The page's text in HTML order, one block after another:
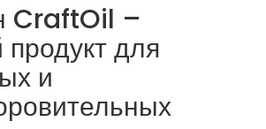
CraftOil –
для
и